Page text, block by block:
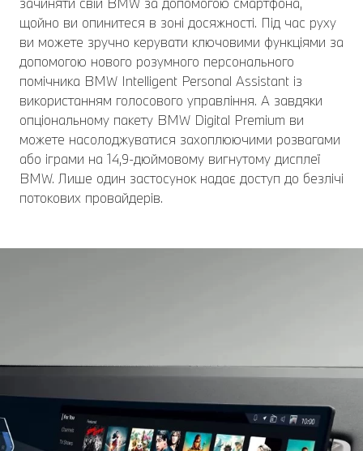
щойно ви опинитеся в зоні досяжності. Під час руху
ви можете зручно керувати ключовими функціями за
допомогою нового розумного персонального
помічника BMW Intelligent Personal Assistant із
використанням голосового управління. А завдяки
опціональному пакету BMW Digital Premium ви
можете насолоджуватися захоплюючими розвагами
або іграми на 14,9-дюймовому вигнутому дисплеї
BMW. Лише один застосунок надає доступ до безлічі
потокових провайдерів.